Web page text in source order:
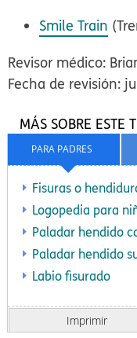
Smile Train
Revisor médico:
Fecha de revisión:
PARA PADRES
MÁS SOBRE ESTE
Fisuras o
Logopedia para
Paladar hendido
Paladar hendido
Labio fisurado
Imprimir